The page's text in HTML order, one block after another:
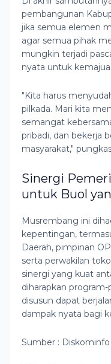
pembangunan
jika semua elemen
agar semua pihak
mungkin terjadi
nyata untuk
"Kita harus
pilkada. Mari kita
semangat
pribadi, dan bekerja
masyarakat,"
Sinergi
untuk Buol
Musrembang ini
kepentingan,
Daerah, pimpinan
serta perwakilan
sinergi yang kuat
diharapkan
disusun dapat
dampak nyata bagi
Sumber : Diskominfo